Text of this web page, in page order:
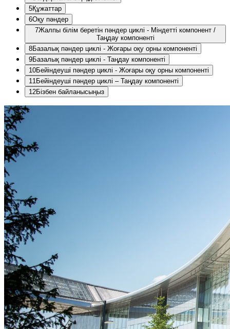
5Құжаттар
6Оқу пәндер
7Жалпы білім беретін пәндер циклі - Міндетті компонент /
Таңдау компоненті
8Базалық пәндер циклі - Жоғары оқу орны компоненті
9
Базалық пәндер циклі - Таңдау компоненті
10
Бейіндеуші пәндер циклі - Жоғары оқу орны компоненті
11Бейіндеуші пәндер циклі – Таңдау компоненті
12Бізбен байланысыңыз